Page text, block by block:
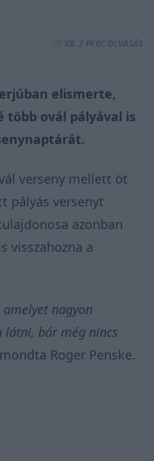
⏱️ KB. 2 PERC OLVASÁS
elismerte,
több ovál pályával is
verseny mellett öt
pályás versenyt
azonban
visszahozna a
nagyon
látni, bár még nincs
mondta Roger Penske.